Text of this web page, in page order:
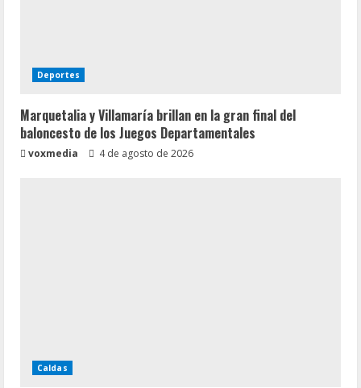
Deportes
Marquetalia y Villamaría brillan en la gran final del
baloncesto de los Juegos Departamentales
voxmedia 4 de agosto de 2026
Caldas